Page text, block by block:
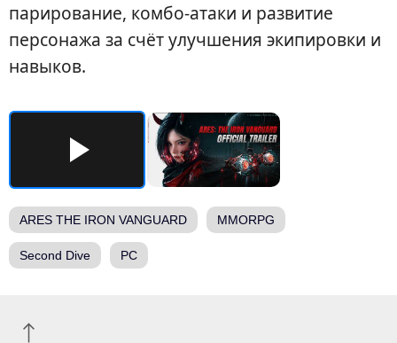
парирование, комбо-атаки и развитие
персонажа за счёт улучшения экипировки и
навыков.
ARES THE IRON VANGUARD MMORPG
Second Dive PC